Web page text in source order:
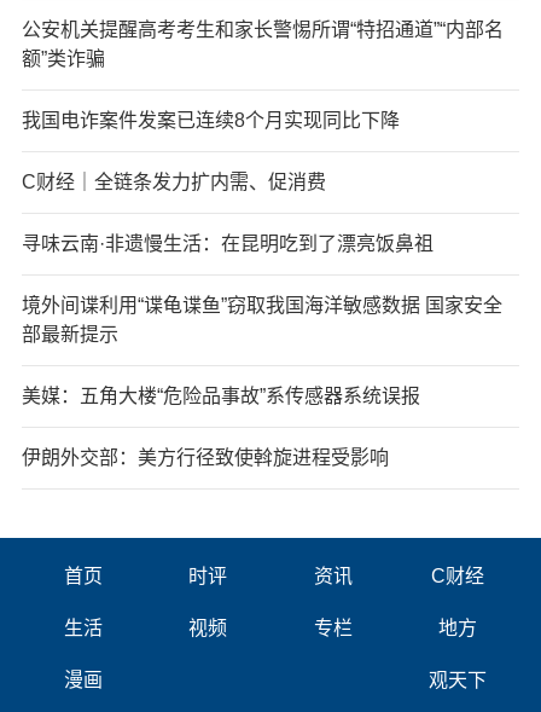
公安机关提醒高考考生和家长警惕所谓“特招通道”“内部名
额”类诈骗
我国电诈案件发案已连续8个月实现同比下降
C财经｜全链条发力扩内需、促消费
寻味云南·非遗慢生活：在昆明吃到了漂亮饭鼻祖
境外间谍利用“谍龟谍鱼”窃取我国海洋敏感数据 国家安全
部最新提示
美媒：五角大楼“危险品事故”系传感器系统误报
伊朗外交部：美方行径致使斡旋进程受影响
首页 时评 资讯 C财经
生活 视频 专栏 地方
漫画 观天下